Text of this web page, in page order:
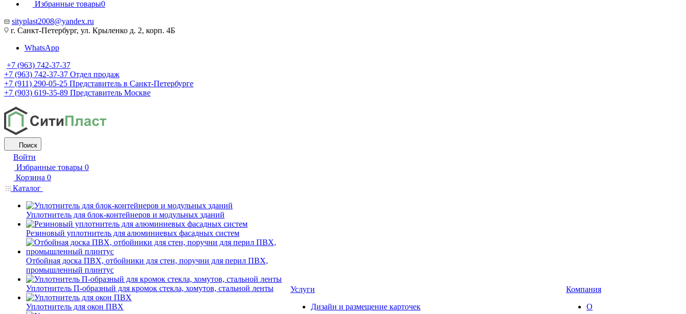
Избранные товары0
sityplast2008@yandex.ru
г. Санкт-Петербург, ул. Крыленко д. 2, корп. 4Б
WhatsApp
+7 (963) 742-37-37
+7 (963) 742-37-37 Отдел продаж
+7 (911) 290-05-25 Представитель в Санкт-Петербурге
+7 (903) 619-35-89 Представитель Москве
Поиск
Войти
Избранные товары 0
Корзина 0
Каталог
Уплотнитель для блок-контейнеров и модульных зданий
Резиновый уплотнитель для алюминиевых фасадных систем
Отбойная доска ПВХ, отбойники для стен, поручни для перил ПВХ,
промышленный плинтус
Уплотнитель П-образный для кромок стекла, хомутов, стальной ленты
Уплотнитель для окон ПВХ
Услуги
Дизайн и размещение карточек
Компания
О